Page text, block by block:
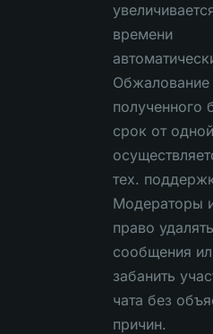
времени
Обжалование
полученного
срок от
тех.
Модераторы
право удалять
сообщения
забанить
чата без
причин.